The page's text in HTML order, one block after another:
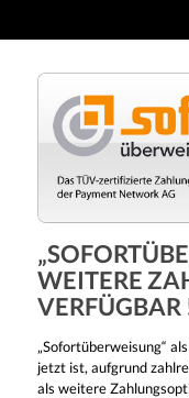
WEITERE
VERFÜGBAR
„Sofortüberweisung“
jetzt ist, aufgrund
als weitere